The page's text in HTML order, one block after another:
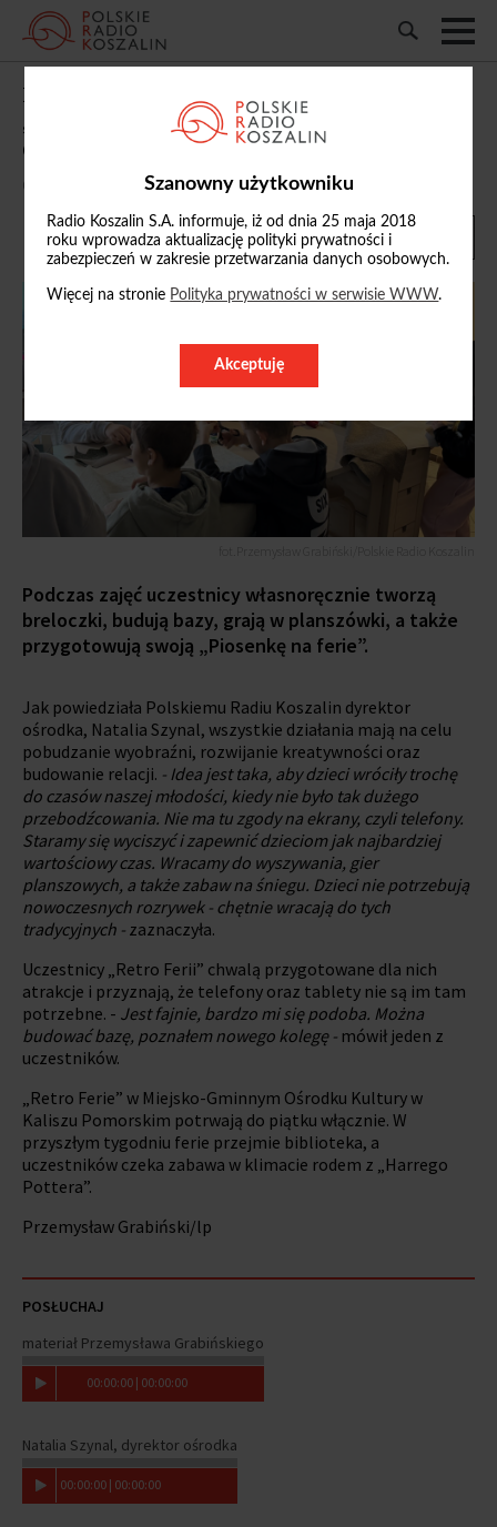
Szanowny użytkowniku
Radio Koszalin S.A. informuje, iż od dnia 25 maja 2018
roku wprowadza aktualizację polityki prywatności i
zabezpieczeń w zakresie przetwarzania danych osobowych.
Więcej na stronie Polityka prywatności w serwisie WWW.
Akceptuję
Proste zabawy i zero telefonów. Trwają
„Retro Ferie” w Miejsko-Gminnym
Ośrodku Kultury w Kaliszu Pomorskim
04/02/2026, 14:10
Podczas zajęć uczestnicy własnoręcznie tworzą
breloczki, budują bazy, grają w planszówki, a także
przygotowują swoją „Piosenkę na ferie”.
Jak powiedziała Polskiemu Radiu Koszalin dyrektor
ośrodka, Natalia Szynal, wszystkie działania mają na celu
pobudzanie wyobraźni, rozwijanie kreatywności oraz
budowanie relacji. - Idea jest taka, aby dzieci wróciły trochę
do czasów naszej młodości, kiedy nie było tak dużego
przebodźcowania. Nie ma tu zgody na ekrany, czyli telefony.
Staramy się wyciszyć i zapewnić dzieciom jak najbardziej
wartościowy czas. Wracamy do wyszywania, gier
planszowych, a także zabaw na śniegu. Dzieci nie potrzebują
nowoczesnych rozrywek - chętnie wracają do tych
tradycyjnych - zaznaczyła.
Uczestnicy „Retro Ferii” chwalą przygotowane dla nich
atrakcje i przyznają, że telefony oraz tablety nie są im tam
potrzebne. - Jest fajnie, bardzo mi się podoba. Można
budować bazę, poznałem nowego kolegę - mówił jeden z
uczestników.
„Retro Ferie” w Miejsko-Gminnym Ośrodku Kultury w
Kaliszu Pomorskim potrwają do piątku włącznie. W
przyszłym tygodniu ferie przejmie biblioteka, a
uczestników czeka zabawa w klimacie rodem z „Harrego
Pottera”.
Przemysław Grabiński/lp
POSŁUCHAJ
materiał Przemysława Grabińskiego
00:00:00 | 00:00:00
Natalia Szynal, dyrektor ośrodka
00:00:00 | 00:00:00